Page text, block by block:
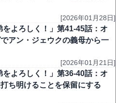
[2026年01月28日]
よろしく！」第41-45話：オ
アン・ジェウクの義母から一
[2026年01月21日]
よろしく！」第36-40話：オ
ち明けることを保留にする